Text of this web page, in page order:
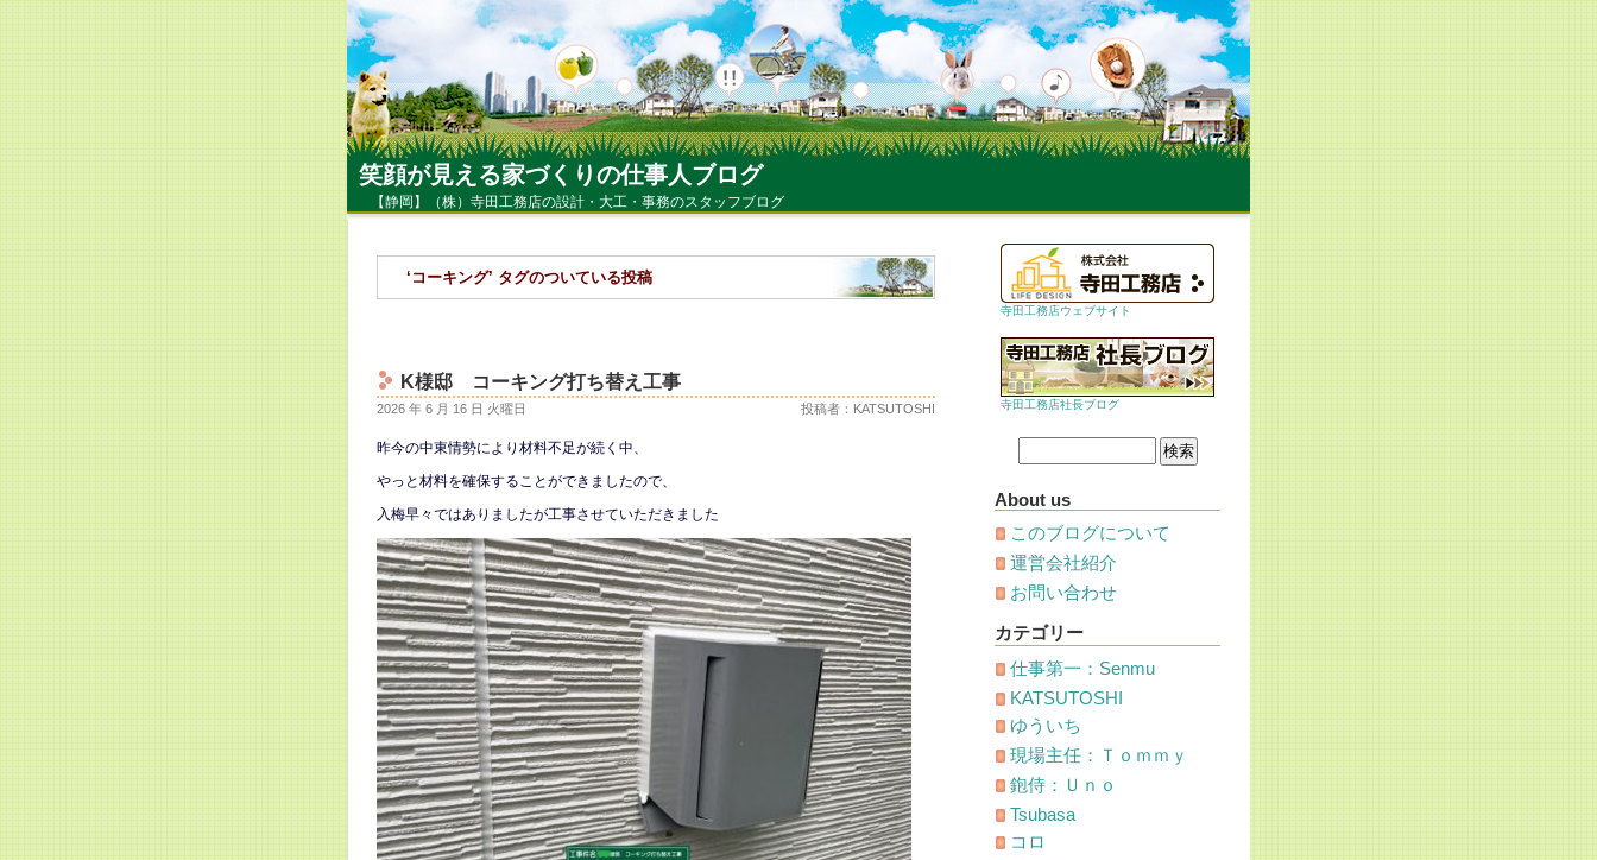
笑顔が見える家づくりの仕事人ブログ
【静岡】（株）寺田工務店の設計・大工・事務のスタッフブログ
‘コーキング’ タグのついている投稿
K様邸 コーキング打ち替え工事
2026 年 6 月 16 日 火曜日 投稿者：KATSUTOSHI
昨今の中東情勢により材料不足が続く中、
やっと材料を確保することができましたので、
入梅早々ではありましたが工事させていただきました
寺田工務店ウェブサイト
寺田工務店社長ブログ
About us
このブログについて
運営会社紹介
お問い合わせ
カテゴリー
仕事第一：Senmu
KATSUTOSHI
ゆういち
現場主任：Ｔｏｍｍｙ
鉋侍：Ｕｎｏ
Tsubasa
コロ